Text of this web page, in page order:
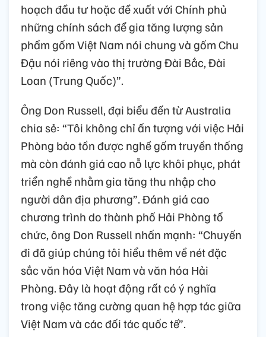
hoạch đầu tư hoặc đề xuất với Chính phủ
những chính sách để gia tăng lượng sản
phẩm gốm Việt Nam nói chung và gốm Chu
Đậu nói riêng vào thị trường Đài Bắc, Đài
Loan (Trung Quốc)”.
Ông Don Russell, đại biểu đến từ Australia
chia sẻ: “Tôi không chỉ ấn tượng với việc Hải
Phòng bảo tồn được nghề gốm truyền thống
mà còn đánh giá cao nỗ lực khôi phục, phát
triển nghề nhằm gia tăng thu nhập cho
người dân địa phương”. Đánh giá cao
chương trình do thành phố Hải Phòng tổ
chức, ông Don Russell nhấn mạnh: “Chuyến
đi đã giúp chúng tôi hiểu thêm về nét đặc
sắc văn hóa Việt Nam và văn hóa Hải
Phòng. Đây là hoạt động rất có ý nghĩa
trong việc tăng cường quan hệ hợp tác giữa
Việt Nam và các đối tác quốc tế”.